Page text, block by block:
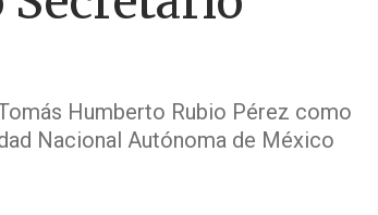
Humberto Rubio Pérez como
Nacional Autónoma de México